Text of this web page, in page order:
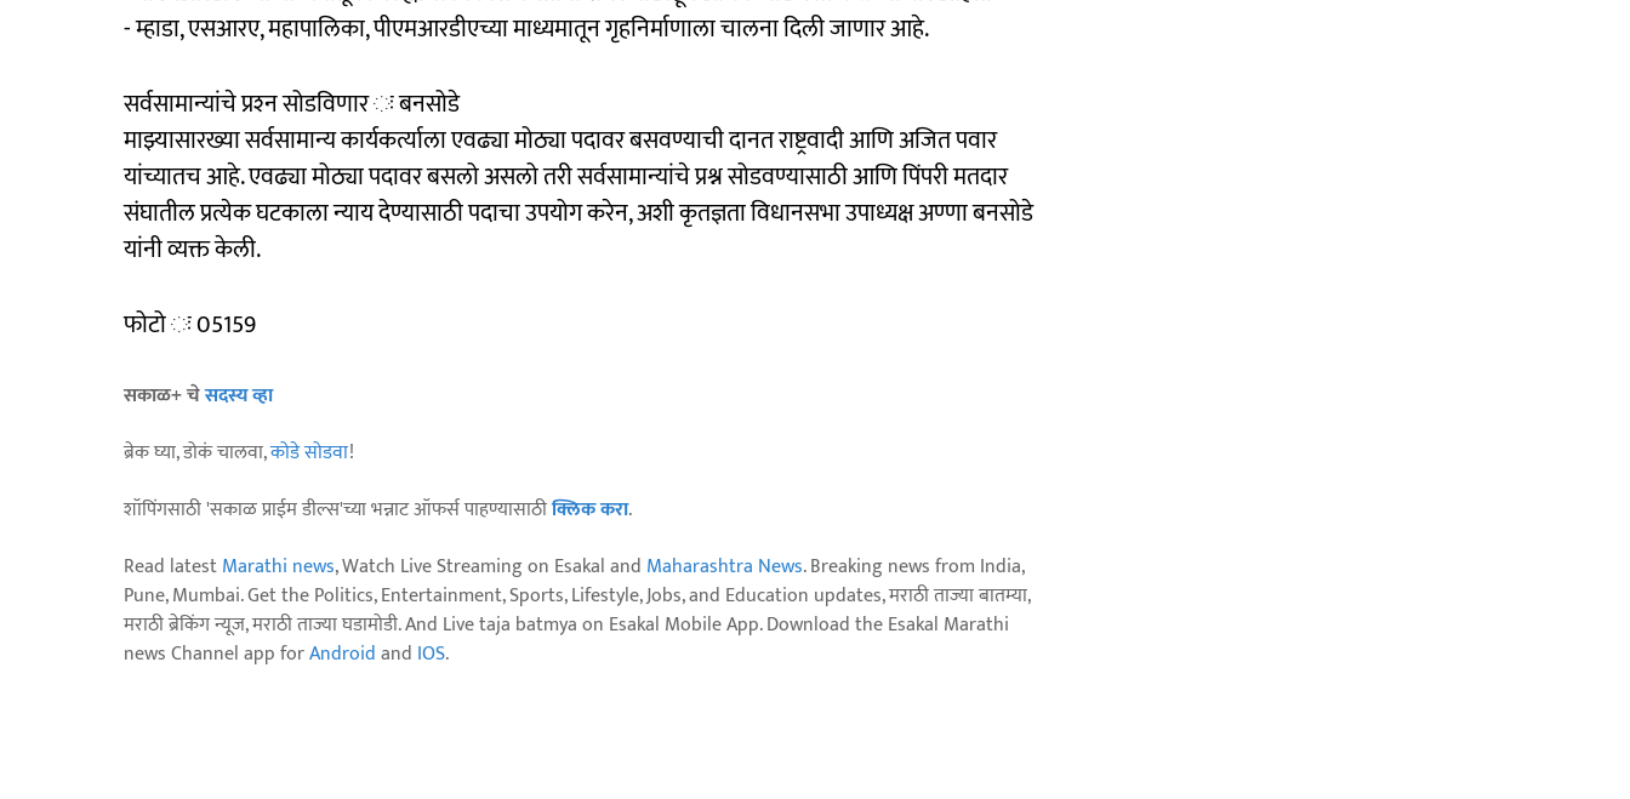
- म्हाडा, एसआरए, महापालिका, पीएमआरडीएच्या माध्यमातून गृहनिर्माणाला चालना दिली जाणार आहे.
सर्वसामान्यांचे प्रश्‍न सोडविणार ः बनसोडे
माझ्यासारख्या सर्वसामान्य कार्यकर्त्याला एवढ्या मोठ्या पदावर बसवण्याची दानत राष्ट्रवादी आणि अजित पवार
यांच्यातच आहे. एवढ्या मोठ्या पदावर बसलो असलो तरी सर्वसामान्यांचे प्रश्न सोडवण्यासाठी आणि पिंपरी मतदार
संघातील प्रत्येक घटकाला न्याय देण्यासाठी पदाचा उपयोग करेन, अशी कृतज्ञता विधानसभा उपाध्यक्ष अण्णा बनसोडे
यांनी व्यक्त केली.
फोटो ः 05159
सकाळ+ चेसदस्य व्हा
ब्रेक घ्या, डोकं चालवा,कोडे सोडवा!
शॉपिंगसाठी 'सकाळ प्राईम डील्स'च्या भन्नाट ऑफर्स पाहण्यासाठीक्लिक करा.
Read latestMarathi news, Watch Live Streaming on Esakal and Maharashtra News. Breaking news from India,
Pune, Mumbai. Get the Politics, Entertainment, Sports, Lifestyle, Jobs, and Education updates, मराठी ताज्या बातम्या,
मराठी ब्रेकिंग न्यूज, मराठी ताज्या घडामोडी. And Live taja batmya on Esakal Mobile App. Download the Esakal Marathi
news Channel app forAndroidand IOS.